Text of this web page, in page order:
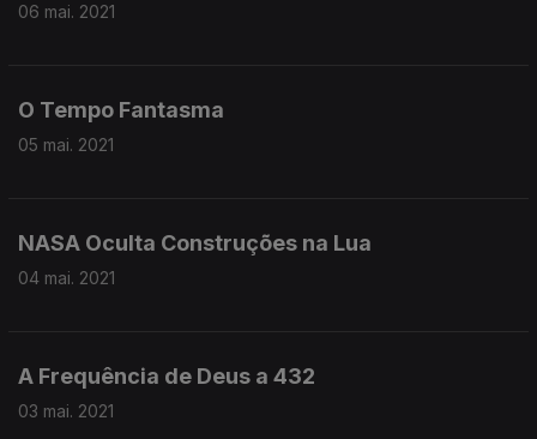
06 mai. 2021
O Tempo Fantasma
05 mai. 2021
NASA Oculta Construções na Lua
04 mai. 2021
A Frequência de Deus a 432
03 mai. 2021